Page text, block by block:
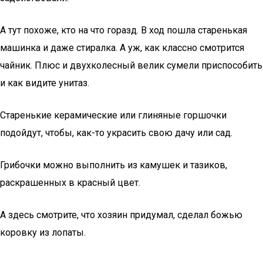
А тут похоже, кто на что горазд. В ход пошла старенькая
машинка и даже стиралка. А уж, как классно смотрится
чайник. Плюс и двухколесный велик сумели приспособить
и как видите унитаз.
Старенькие керамические или глиняные горшочки
подойдут, чтобы, как-то украсить свою дачу или сад.
Грибочки можно выполнить из камушек и тазиков,
раскрашенных в красный цвет.
А здесь смотрите, что хозяин придумал, сделал божью
коровку из лопаты.